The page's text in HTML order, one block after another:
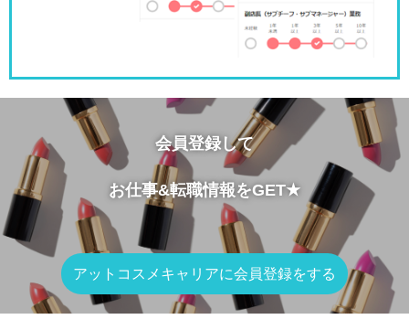
会員登録して
お仕事&転職情報をGET★
アットコスメキャリアに会員登録をする